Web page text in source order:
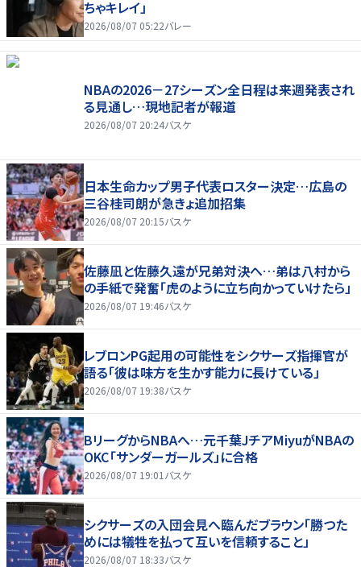
ちゃキレイ」
2026/08/07 05:22バレー
NBAの2026－27シーズン全日程は来週発表され
る見通し…現地記者が報道
2026/08/07 20:24バスケ
日本生命カップ男子代表ロスター決定…広島の
三谷桂司朗が急きょ追加招集
2026/08/07 20:15バスケ
佐藤凪と佐藤久遠が兄弟対決へ…弟は八村から
の手紙で発奮「虎のように立ち向かっていけたら」
2026/08/07 19:46バスケ
レブロンPG起用の可能性をシクサーズ指揮官が
語る「彼は味方を生かす能力に長けている」
2026/08/07 19:38バスケ
BリーグからNBAへ…元千葉JチアMiyuがNBAの
OKC「サンダーガールズ」に合格
2026/08/07 19:01 バスケ
シクサーズの入団会見へ臨んだブラウン「勝つた
めには犠牲を払って互いを信頼すること」
2026/08/07 18:33バスケ